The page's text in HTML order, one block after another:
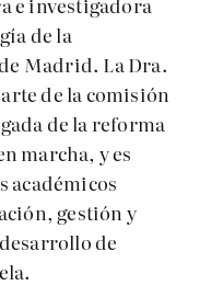
de la
Madrid. La Dra.
de la comisión
de la reforma
marcha, y es
académicos
gestión y
de